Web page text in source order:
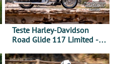
Teste Harley-Davidson
Road Glide 117 Limited - A